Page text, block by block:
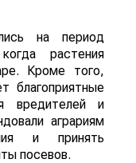
на период
растения
Кроме того,
благоприятные
вредителей и
аграриям
и принять
посевов.